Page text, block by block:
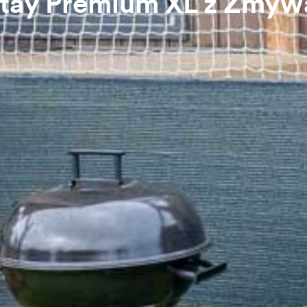
Premium XL z